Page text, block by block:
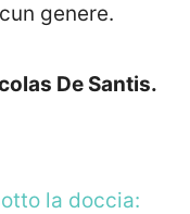
genere.
De Santis.
la doccia: